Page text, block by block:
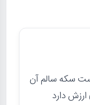
سکه سالم آن